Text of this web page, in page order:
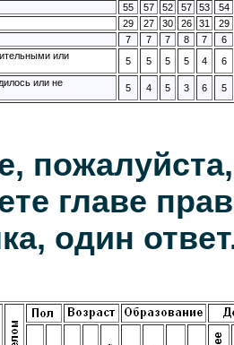
55 57 52 57 53
54
29 27 30 26 31
29
7 7 7 8 7
6
или
5 5 5 5 4
6
или не
5 4 5 3 6 5
главе
один